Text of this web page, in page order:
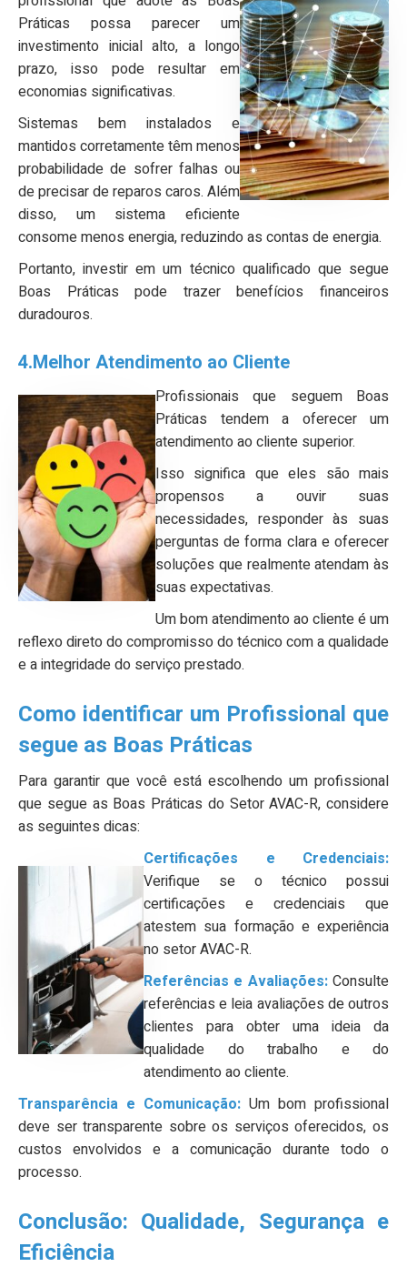
Práticas possa parecer um
investimento inicial alto, a longo
prazo, isso pode resultar em
economias significativas.
Sistemas bem instalados e
mantidos corretamente têm menos
probabilidade de sofrer falhas ou
de precisar de reparos caros. Além
disso, um sistema eficiente
consome menos energia, reduzindo as contas de energia.
Portanto, investir em um técnico qualificado que segue
Boas Práticas pode trazer benefícios financeiros
duradouros.
4.Melhor Atendimento ao Cliente
Profissionais que seguem Boas
Práticas tendem a oferecer um
atendimento ao cliente superior.
Isso significa que eles são mais
propensos a ouvir suas
necessidades, responder às suas
perguntas de forma clara e oferecer
soluções que realmente atendam às
suas expectativas.
Um bom atendimento ao cliente é um
reflexo direto do compromisso do técnico com a qualidade
e a integridade do serviço prestado.
Como identificar um Profissional que
segue as Boas Práticas
Para garantir que você está escolhendo um profissional
que segue as Boas Práticas do Setor AVAC-R, considere
as seguintes dicas:
Certificações e Credenciais:
Verifique se o técnico possui
certificações e credenciais que
atestem sua formação e experiência
no setor AVAC-R.
Referências e Avaliações: Consulte
referências e leia avaliações de outros
clientes para obter uma ideia da
qualidade do trabalho e do
atendimento ao cliente.
Transparência e Comunicação: Um bom profissional
deve ser transparente sobre os serviços oferecidos, os
custos envolvidos e a comunicação durante todo o
processo.
Conclusão: Qualidade, Segurança e
Eficiência